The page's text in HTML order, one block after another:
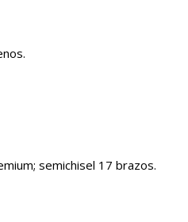
semichisel 17 brazos.